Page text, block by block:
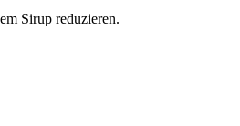
Sirup reduzieren.